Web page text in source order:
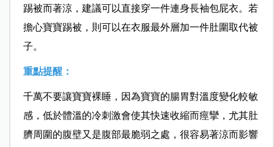
踢被而著涼，建議可以直接穿一件連身長袖包屁衣。若
擔心寶寶踢被，則可以在衣服最外層加一件肚圍取代被
子。
重點提醒：
千萬不要讓寶寶裸睡，因為寶寶的腸胃對溫度變化較敏
感，低於體溫的冷刺激會使其快速收縮而痙攣，尤其肚
臍周圍的腹壁又是腹部最脆弱之處，很容易著涼而影響